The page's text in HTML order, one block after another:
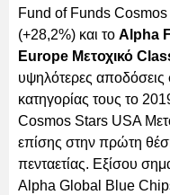
Fund of Funds
(+28,2%) και το Alpha
Europe Μετοχικό
υψηλότερες
κατηγορίας τους το
Cosmos Stars USA
επίσης στην πρώτη θέση
πενταετίας. Εξίσου
Alpha Global Blue